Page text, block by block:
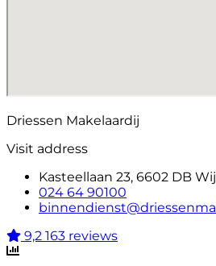
Driessen Makelaardij
Visit address
Kasteellaan 23, 6602 DB
024 64 90100
9,2 163 reviews